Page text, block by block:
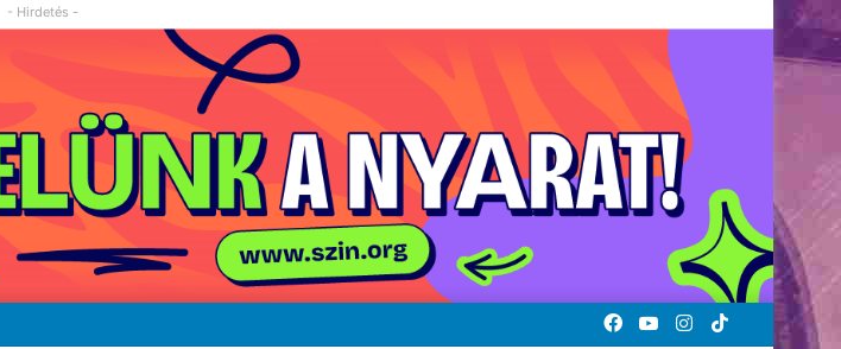
- Hirdetés -
TikTok
Instagram
YouTube
Facebook